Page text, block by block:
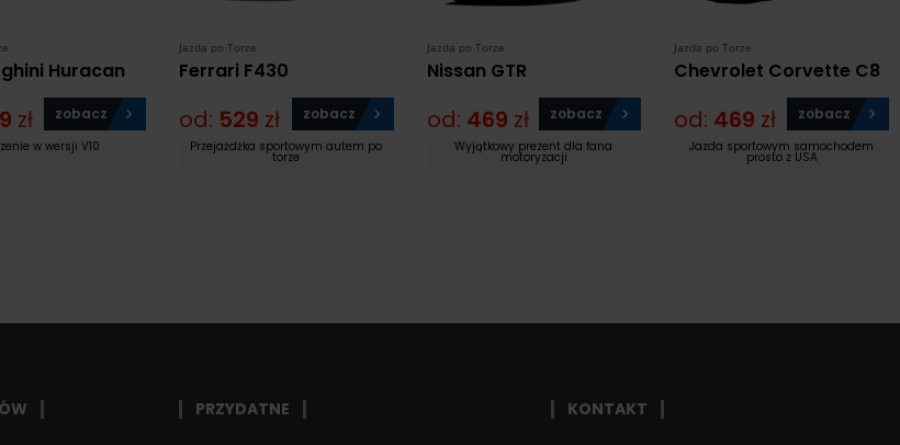
Huracan
zł zobacz
w wersji V10
Jazda po Torze
Ferrari F430
od: 529 zł zobacz
Przejażdżka sportowym autem po
torze
Jazda po Torze
Nissan GTR
od: 469 zł zobacz
Wyjątkowy prezent dla fana
motoryzacji
Jazda po Torze
Chevrolet Corvette C8
od: 469 zł zobacz
Jazda sportowym samochodem
prosto z USA
PRZYDATNE KONTAKT